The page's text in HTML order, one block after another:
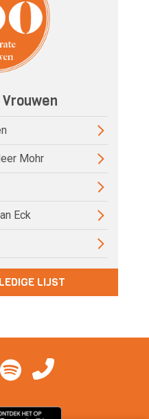
Mohr
Eck
LIJST